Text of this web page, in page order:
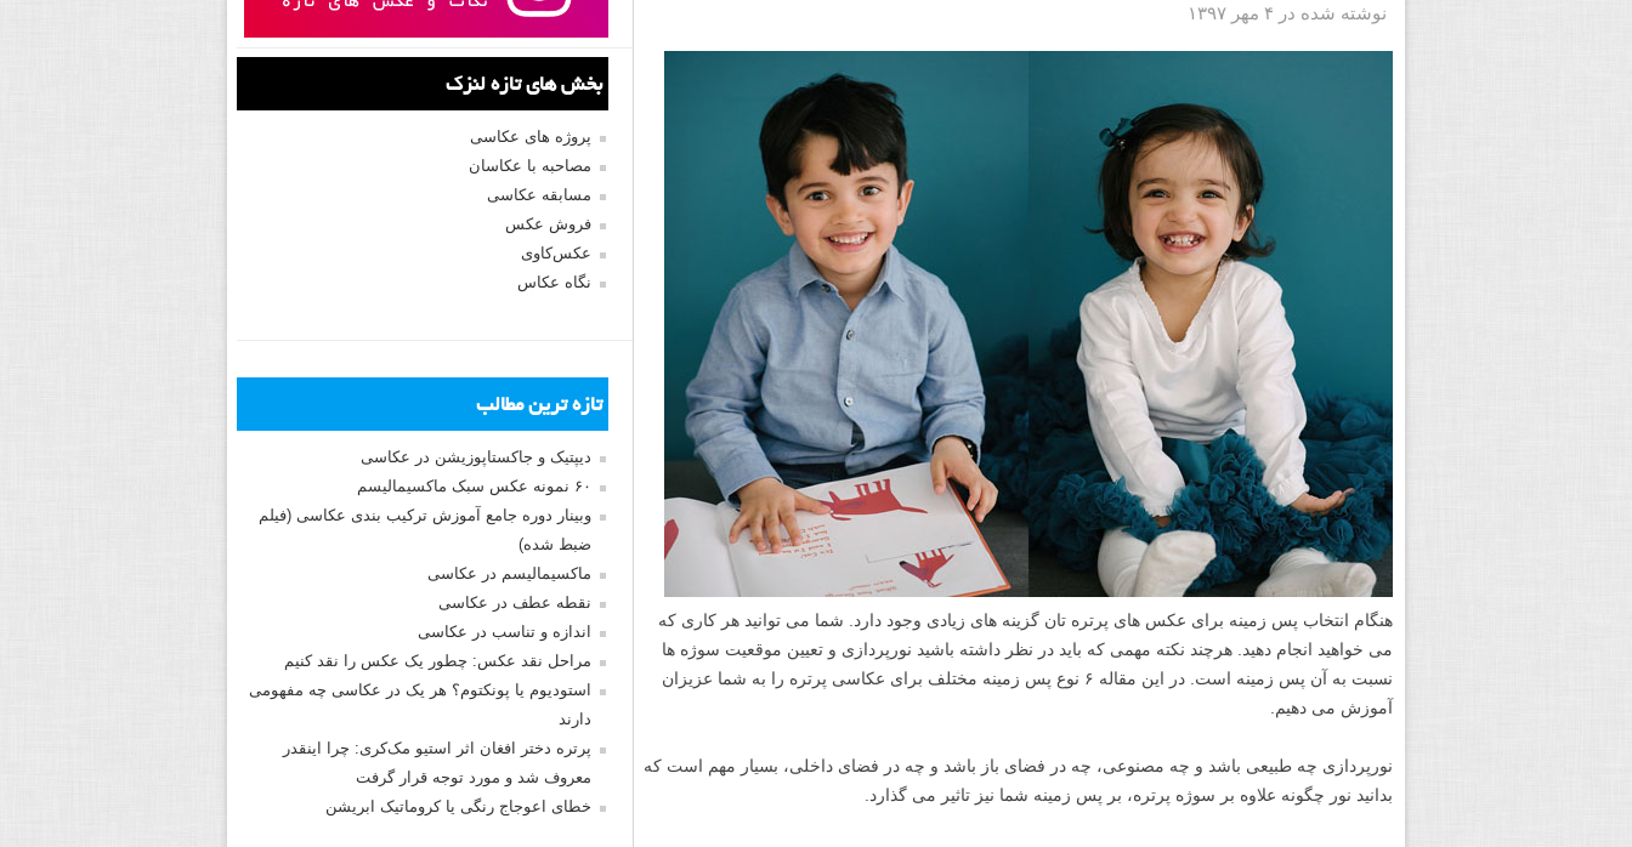
نوشته شده در ۴ مهر ۱۳۹۷
هنگام انتخاب پس زمینه برای عکس های پرتره تان گزینه های زیادی وجود دارد. شما می توانید هر کاری که
می خواهید انجام دهید. هرچند نکته مهمی که باید در نظر داشته باشید نورپردازی و تعیین موقعیت سوژه ها
نسبت به آن پس زمینه است. در این مقاله ۶ نوع پس زمینه مختلف برای عکاسی پرتره را به شما عزیزان
آموزش می دهیم.
نورپردازی چه طبیعی باشد و چه مصنوعی، چه در فضای باز باشد و چه در فضای داخلی، بسیار مهم است که
بدانید نور چگونه علاوه بر سوژه پرتره، بر پس زمینه شما نیز تاثیر می گذارد.
بخش های تازه لنزک
پروژه های عکاسی
مصاحبه با عکاسان
مسابقه عکاسی
فروش عکس
عکس‌کاوی
نگاه عکاس
تازه ترین مطالب
دیپتیک و جاکستا‌پوزیشن در عکاسی
۶۰ نمونه عکس سبک ماکسیمالیسم
وبینار دوره جامع آموزش ترکیب بندی عکاسی (فیلم
ضبط شده)
ماکسیمالیسم در عکاسی
نقطه عطف در عکاسی
اندازه و تناسب در عکاسی
مراحل نقد عکس: چطور یک عکس را نقد کنیم
استودیوم یا پونکتوم؟ هر یک در عکاسی چه مفهومی
دارند
پرتره دختر افغان اثر استیو مک‌کری: چرا اینقدر
معروف شد و مورد توجه قرار گرفت
خطای اعوجاج رنگی یا کروماتیک ابریشن